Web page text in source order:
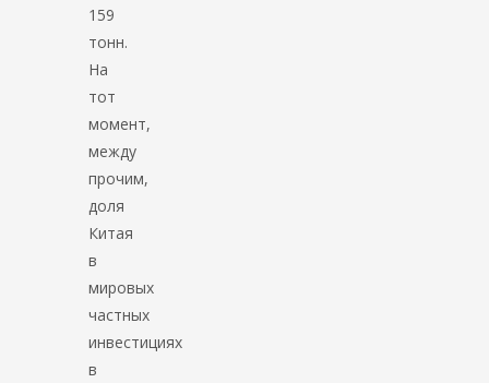
159
тонн.
На
тот
момент,
между
прочим,
доля
Китая
в
мировых
частных
инвестициях
в